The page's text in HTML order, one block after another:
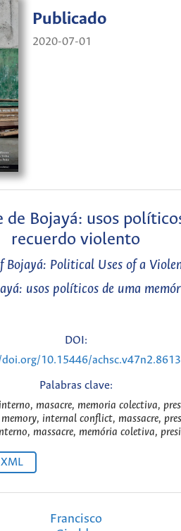
Publicado
2020-07-01
de Bojayá: usos
recuerdo violento
Bojayá: Political Uses of a
usos políticos de uma
DOI:
10.15446/
Palabras clave:
masacre, memoria colectiva,
internal conflict, massacre,
massacre, memória coletiva,
XML
Francisco